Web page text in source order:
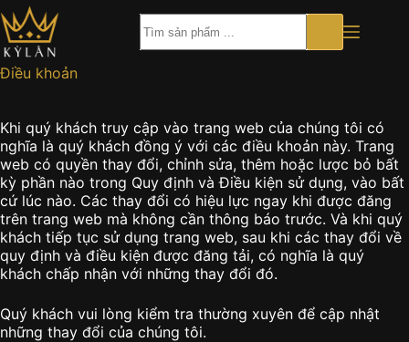
Chuyển
đến
phần
nội
dung
Điều khoản
Khi quý khách truy cập vào trang web của chúng tôi có
nghĩa là quý khách đồng ý với các điều khoản này. Trang
web có quyền thay đổi, chỉnh sửa, thêm hoặc lược bỏ bất
kỳ phần nào trong Quy định và Điều kiện sử dụng, vào bất
cứ lúc nào. Các thay đổi có hiệu lực ngay khi được đăng
trên trang web mà không cần thông báo trước. Và khi quý
khách tiếp tục sử dụng trang web, sau khi các thay đổi về
quy định và điều kiện được đăng tải, có nghĩa là quý
khách chấp nhận với những thay đổi đó.
Quý khách vui lòng kiểm tra thường xuyên để cập nhật
những thay đổi của chúng tôi.